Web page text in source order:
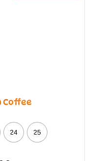
Coffee
24 25